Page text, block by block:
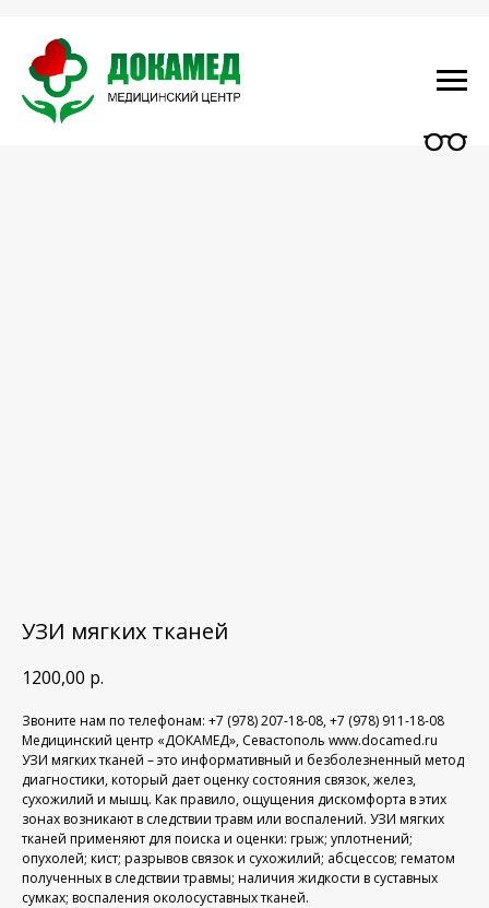
УЗИ мягких тканей
1200,00 р.
Звоните нам по телефонам: +7 (978) 207-18-08, +7 (978) 911-18-08
Медицинский центр «ДОКАМЕД», Севастополь www.docamed.ru
УЗИ мягких тканей – это информативный и безболезненный метод
диагностики, который дает оценку состояния связок, желез,
сухожилий и мышц. Как правило, ощущения дискомфорта в этих
зонах возникают в следствии травм или воспалений. УЗИ мягких
тканей применяют для поиска и оценки: грыж; уплотнений;
опухолей; кист; разрывов связок и сухожилий; абсцессов; гематом
полученных в следствии травмы; наличия жидкости в суставных
сумках; воспаления околосуставных тканей.